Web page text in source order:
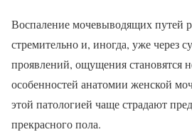
Воспаление мочевыводящих путей
стремительно и, иногда, уже через
проявлений, ощущения становятся
особенностей анатомии женской
этой патологией чаще страдают
прекрасного пола.